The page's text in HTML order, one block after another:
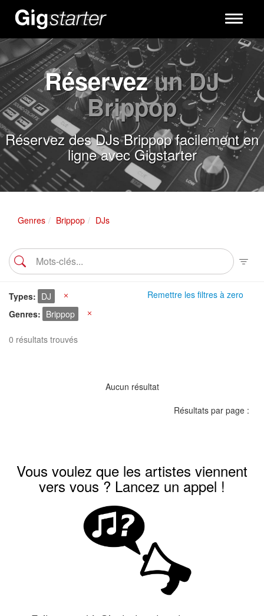
Toggle
Réservezun DJ
Brippop
Réservez des DJs Brippop facilement en
ligne avec Gigstarter
Genres Brippop DJs
Remettre les filtres à zero
Types DJ
Genres
Brippop
0 résultats trouvés
Aucun résultat
Résultats par page :
Vous voulez que les artistes viennent
vers vous ? Lancez un appel !